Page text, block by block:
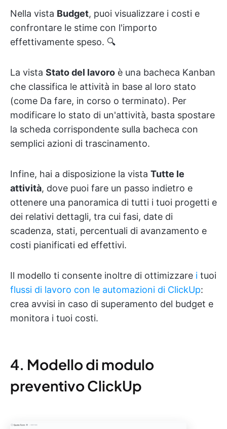
Nella vista Budget, puoi visualizzare i costi e
confrontare le stime con l'importo
effettivamente speso. 🔍
La vista Stato del lavoro è una bacheca Kanban
che classifica le attività in base al loro stato
(come Da fare, in corso o terminato). Per
modificare lo stato di un'attività, basta spostare
la scheda corrispondente sulla bacheca con
semplici azioni di trascinamento.
Infine, hai a disposizione la vista Tutte le
attività, dove puoi fare un passo indietro e
ottenere una panoramica di tutti i tuoi progetti e
dei relativi dettagli, tra cui fasi, date di
scadenza, stati, percentuali di avanzamento e
costi pianificati ed effettivi.
Il modello ti consente inoltre di ottimizzare i tuoi
flussi di lavoro con le automazioni di ClickUp:
crea avvisi in caso di superamento del budget e
monitora i tuoi costi.
4. Modello di modulo
preventivo ClickUp